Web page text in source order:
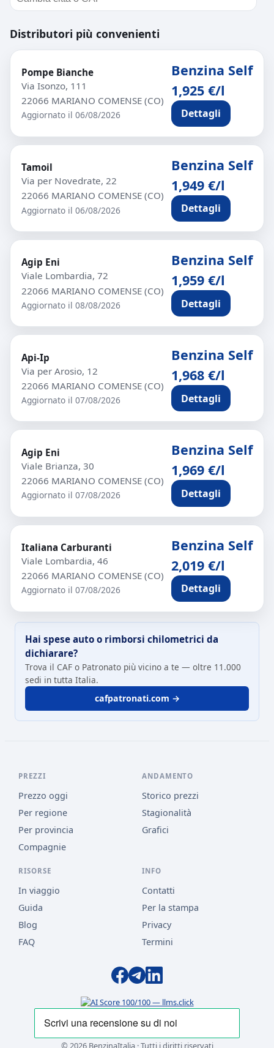
Distributori più convenienti
Pompe Bianche
Via Isonzo, 111
22066 MARIANO COMENSE (CO)
Aggiornato il 06/08/2026
Benzina Self
1,925 €/l
Dettagli
Tamoil
Via per Novedrate, 22
22066 MARIANO COMENSE (CO)
Aggiornato il 06/08/2026
Benzina Self
1,949 €/l
Dettagli
Agip Eni
Viale Lombardia, 72
22066 MARIANO COMENSE (CO)
Aggiornato il 08/08/2026
Benzina Self
1,959 €/l
Dettagli
Api-Ip
Via per Arosio, 12
22066 MARIANO COMENSE (CO)
Aggiornato il 07/08/2026
Benzina Self
1,968 €/l
Dettagli
Agip Eni
Viale Brianza, 30
22066 MARIANO COMENSE (CO)
Aggiornato il 07/08/2026
Benzina Self
1,969 €/l
Dettagli
Italiana Carburanti
Viale Lombardia, 46
22066 MARIANO COMENSE (CO)
Aggiornato il 07/08/2026
Benzina Self
2,019 €/l
Dettagli
Hai spese auto o rimborsi chilometrici da
dichiarare?
Trova il CAF o Patronato più vicino a te — oltre 11.000
sedi in tutta Italia.
cafpatronati.com →
PREZZI
Prezzo oggi
Per regione
Per provincia
Compagnie
ANDAMENTO
Storico prezzi
Stagionalità
Grafici
RISORSE
In viaggio
Guida
Blog
FAQ
INFO
Contatti
Per la stampa
Privacy
Termini
© 2026 BenzinaItalia · Tutti i diritti riservati